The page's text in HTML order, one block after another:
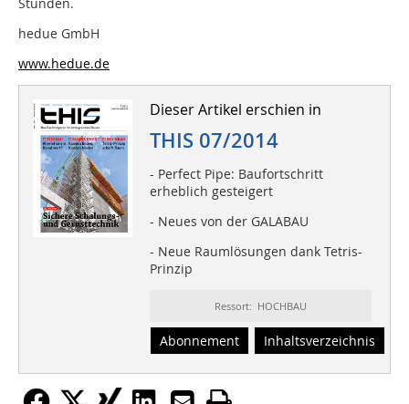
Stunden.
hedue GmbH
www.hedue.de
Dieser Artikel erschien in
THIS 07/2014
- Perfect Pipe: Baufortschritt
erheblich gesteigert
- Neues von der GALABAU
- Neue Raumlösungen dank Tetris-
Prinzip
Ressort: HOCHBAU
Abonnement Inhaltsverzeichnis